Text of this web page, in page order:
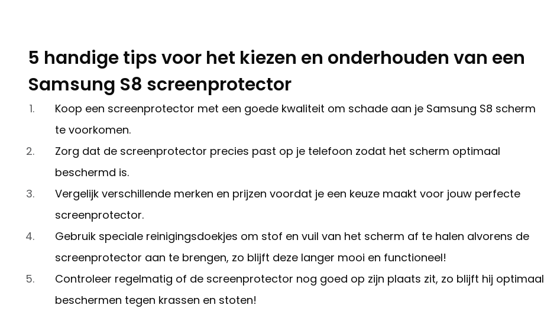
5 handige tips voor het kiezen en onderhouden van een
Samsung S8 screenprotector
Koop een screenprotector met een goede kwaliteit om schade aan je Samsung S8 scherm
te voorkomen.
Zorg dat de screenprotector precies past op je telefoon zodat het scherm optimaal
beschermd is.
Vergelijk verschillende merken en prijzen voordat je een keuze maakt voor jouw perfecte
screenprotector.
Gebruik speciale reinigingsdoekjes om stof en vuil van het scherm af te halen alvorens de
screenprotector aan te brengen, zo blijft deze langer mooi en functioneel!
Controleer regelmatig of de screenprotector nog goed op zijn plaats zit, zo blijft hij optimaal
beschermen tegen krassen en stoten!